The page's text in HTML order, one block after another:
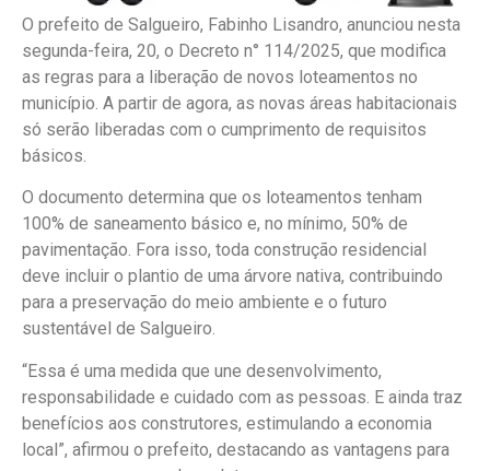
O prefeito de Salgueiro, Fabinho Lisandro, anunciou nesta
segunda-feira, 20, o Decreto n° 114/2025, que modifica
as regras para a liberação de novos loteamentos no
município. A partir de agora, as novas áreas habitacionais
só serão liberadas com o cumprimento de requisitos
básicos.
O documento determina que os loteamentos tenham
100% de saneamento básico e, no mínimo, 50% de
pavimentação. Fora isso, toda construção residencial
deve incluir o plantio de uma árvore nativa, contribuindo
para a preservação do meio ambiente e o futuro
sustentável de Salgueiro.
“Essa é uma medida que une desenvolvimento,
responsabilidade e cuidado com as pessoas. E ainda traz
benefícios aos construtores, estimulando a economia
local”, afirmou o prefeito, destacando as vantagens para